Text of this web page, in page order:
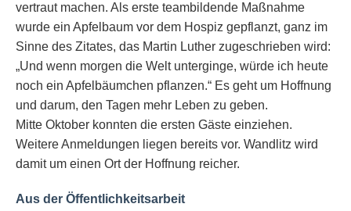
vertraut machen. Als erste teambildende Maßnahme
wurde ein Apfelbaum vor dem Hospiz gepflanzt, ganz im
Sinne des Zitates, das Martin Luther zugeschrieben wird:
„Und wenn morgen die Welt unterginge, würde ich heute
noch ein Apfelbäumchen pflanzen.“ Es geht um Hoffnung
und darum, den Tagen mehr Leben zu geben.
Mitte Oktober konnten die ersten Gäste einziehen.
Weitere Anmeldungen liegen bereits vor. Wandlitz wird
damit um einen Ort der Hoffnung reicher.
Aus der Öffentlichkeitsarbeit